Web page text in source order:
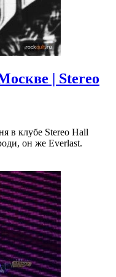
| Stereo
в клубе Stereo Hall
он же Everlast.